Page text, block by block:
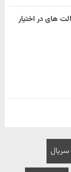
های در اختیار
سریال